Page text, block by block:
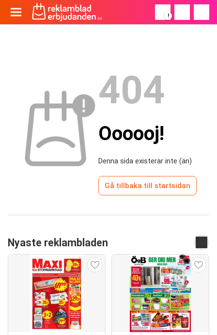
!
404
Oooooj!
Denna sida existerar inte (än)
Gå tillbaka till startsidan
Nyaste reklambladen